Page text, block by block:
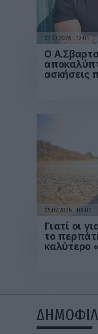
07.07.2026 12:01
Ο
ασκήσεις
05.07.2026 09:01
Γιατί οι
το
καλύτερο